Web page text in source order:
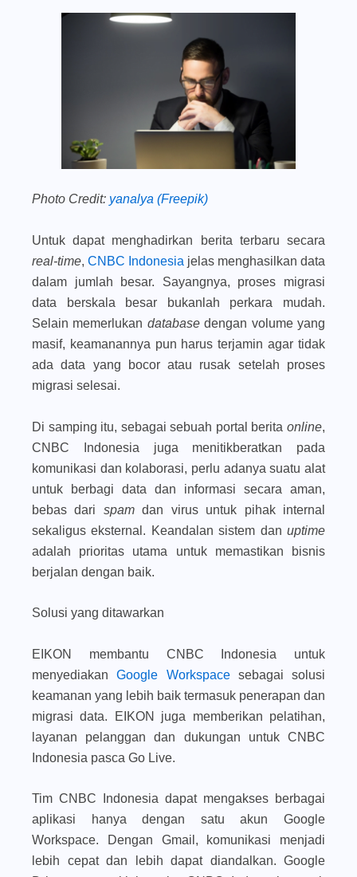
Photo Credit: yanalya (Freepik)
Untuk dapat menghadirkan berita terbaru secara
real-time, CNBC Indonesia jelas menghasilkan data
dalam jumlah besar. Sayangnya, proses migrasi
data berskala besar bukanlah perkara mudah.
Selain memerlukan databasedengan volume yang
masif, keamanannya pun harus terjamin agar tidak
ada data yang bocor atau rusak setelah proses
migrasi selesai.
Di samping itu, sebagai sebuah portal berita online,
CNBC Indonesia juga menitikberatkan pada
komunikasi dan kolaborasi, perlu adanya suatu alat
untuk berbagi data dan informasi secara aman,
bebas dari spamdan virus untuk pihak internal
sekaligus eksternal. Keandalan sistem dan uptime
adalah prioritas utama untuk memastikan bisnis
berjalan dengan baik.
Solusi yang ditawarkan
EIKON membantu CNBC Indonesia untuk
menyediakan
Google Workspacesebagai solusi
keamanan yang lebih baik termasuk penerapan dan
migrasi data. EIKON juga memberikan pelatihan,
layanan pelanggan dan dukungan untuk CNBC
Indonesia pasca Go Live.
Tim CNBC Indonesia dapat mengakses berbagai
aplikasi hanya dengan satu akun Google
Workspace. Dengan Gmail, komunikasi menjadi
lebih cepat dan lebih dapat diandalkan. Google